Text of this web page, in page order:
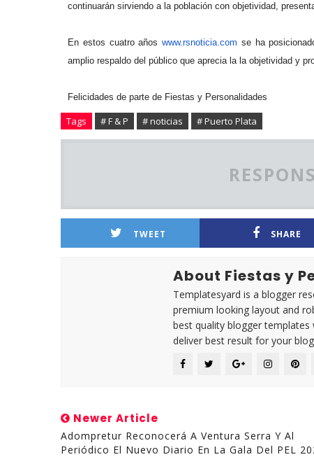
continuarán sirviendo a la población con objetividad,
En estos cuatro añoswww.rsnoticia.com se ha
amplio respaldo del público que aprecia la la objetividad y
Felicidades de parte de Fiestas y Personalidades
Tags # F & P # noticias # Puerto Plata
TWEET SHARE
About Fiestas y
Templatesyard is a blogger
premium looking layout and
best quality blogger
deliver best result for your
Newer Article
Adompretur Reconocerá A Ventura Serra Y Al
Periódico El Nuevo Diario En La Gala Del PEL